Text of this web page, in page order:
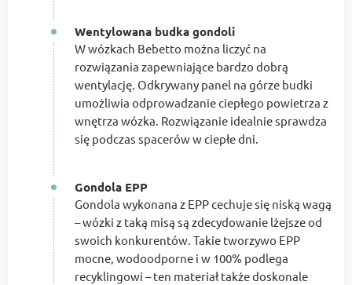
Wentylowana budka gondoli
W wózkach Bebetto można liczyć na
rozwiązania zapewniające bardzo dobrą
wentylację. Odkrywany panel na górze budki
umożliwia odprowadzanie ciepłego powietrza z
wnętrza wózka. Rozwiązanie idealnie sprawdza
się podczas spacerów w ciepłe dni.
Gondola EPP
Gondola wykonana z EPP cechuje się niską wagą
– wózki z taką misą są zdecydowanie lżejsze od
swoich konkurentów. Takie tworzywo EPP
mocne, wodoodporne i w 100% podlega
recyklingowi – ten materiał także doskonale